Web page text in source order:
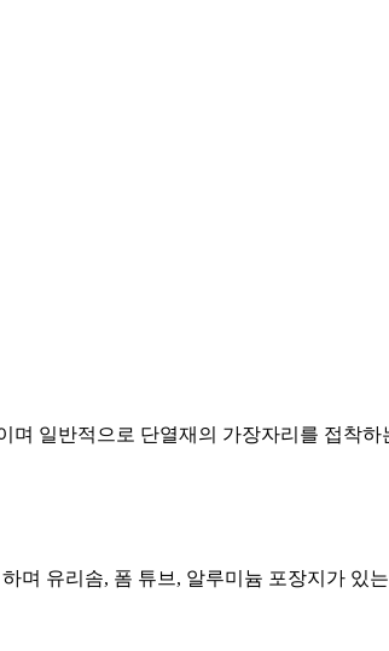
일반적으로 단열재의 가장자리를 접착하
며 유리솜, 폼 튜브, 알루미늄 포장지가 있